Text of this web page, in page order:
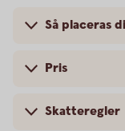
Så placeras
Pris
Skatteregler